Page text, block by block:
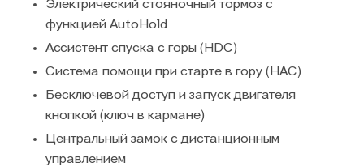
Электрический стояночный тормоз с
функцией AutoHold
Ассистент спуска с горы (HDC)
Система помощи при старте в гору (HAC)
Бесключевой доступ и запуск двигателя
кнопкой (ключ в кармане)
Центральный замок с дистанционным
управлением